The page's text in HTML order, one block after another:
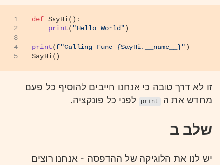
1
2
3
4
5
def SayHi():
print( "Hello World")
print(f"Calling Func {SayHi.__name__}" )
SayHi()
זו לא דרך טובה כי אנחנו חייבים להוסיף כל פעם
מחדש את ה print לפני כל פונקציה.
שלב ב
יש לנו את הלוגיקה של ההדפסה - אנחנו רוצים